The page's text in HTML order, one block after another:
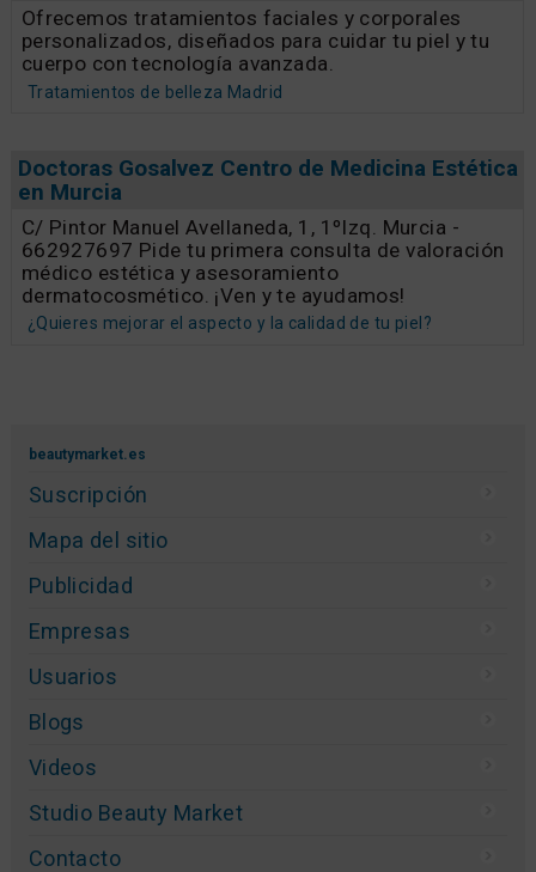
Ofrecemos tratamientos faciales y corporales
personalizados, diseñados para cuidar tu piel y tu
cuerpo con tecnología avanzada.
Tratamientos de belleza Madrid
Doctoras Gosalvez Centro de Medicina Estética
en Murcia
C/ Pintor Manuel Avellaneda, 1, 1ºIzq. Murcia -
662927697 Pide tu primera consulta de valoración
médico estética y asesoramiento
dermatocosmético. ¡Ven y te ayudamos!
¿Quieres mejorar el aspecto y la calidad de tu piel?
beautymarket.es
Suscripción
Mapa del sitio
Publicidad
Empresas
Usuarios
Blogs
Videos
Studio Beauty Market
Contacto